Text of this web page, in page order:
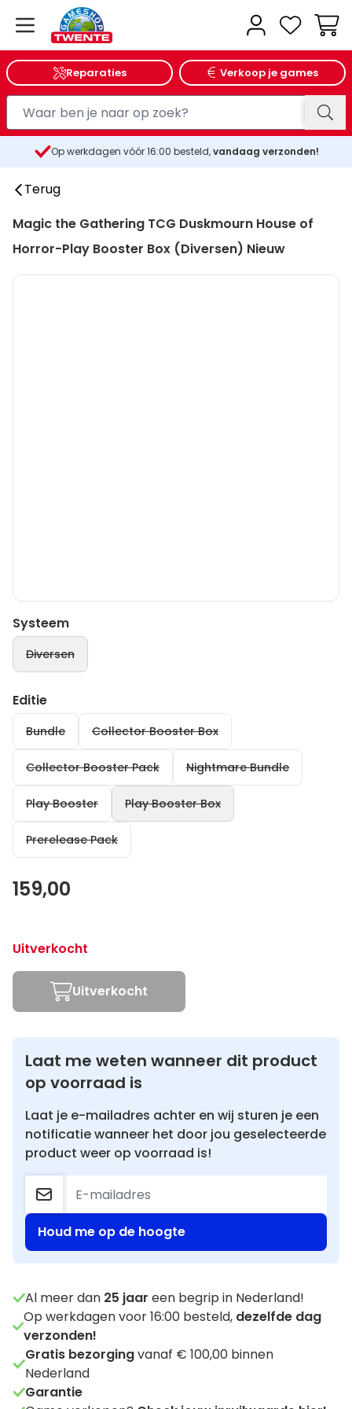
Reparaties Verkoop je games
Op werkdagen vóór 16:00 besteld,vandaag verzonden!
Terug
Magic the Gathering TCG Duskmourn House of
Horror-Play Booster Box (Diversen) Nieuw
Systeem
Diversen
Editie
Bundle Collector Booster Box
Collector Booster Pack Nightmare Bundle
Play Booster Play Booster Box
Prerelease Pack
159,00
Uitverkocht
Uitverkocht
Laat me weten wanneer dit product
op voorraad is
Laat je e-mailadres achter en wij sturen je een
notificatie wanneer het door jou geselecteerde
product weer op voorraad is!
Houd me op de hoogte
Al meer dan 25 jaar een begrip in Nederland!
Op werkdagen voor 16:00 besteld, dezelfde dag
verzonden!
Gratis bezorgingvanaf € 100,00 binnen
Nederland
Garantie